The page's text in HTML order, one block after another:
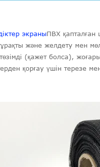
экраныПВХ қапталған
және желдету мен
төзімді (қажет болса),
қорғау үшін терезе